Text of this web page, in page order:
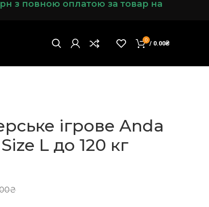
з повною оплатою за товар на
0 / 0.00₴
ігрове Anda
L до 120 кг
₴